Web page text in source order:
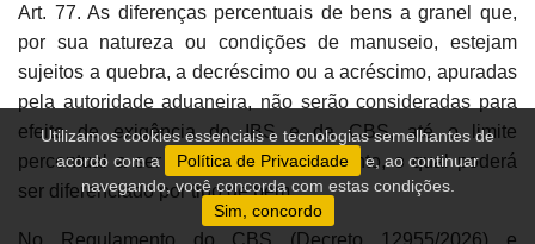
Utilizamos cookies essenciais e tecnologias semelhantes de
acordo com a
Política de Privacidade
e, ao continuar
navegando, você concorda com estas condições.
Sim, concordo
Art. 77. As diferenças percentuais de bens a granel que,
por sua natureza ou condições de manuseio, estejam
sujeitos a quebra, a decréscimo ou a acréscimo, apuradas
pela autoridade aduaneira, não serão consideradas para
efeito de exigência do IBS e da CBS, até o limite
percentual a ser definido no regulamento, o qual poderá
ser diferenciado por tipo de bem.
No Regulamento do CBS (Decreto 12955/2026) e